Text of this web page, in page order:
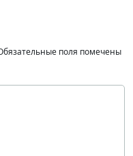
поля помечены